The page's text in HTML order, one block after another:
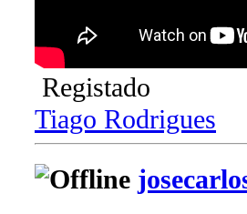
Registado
Tiago Rodrigues